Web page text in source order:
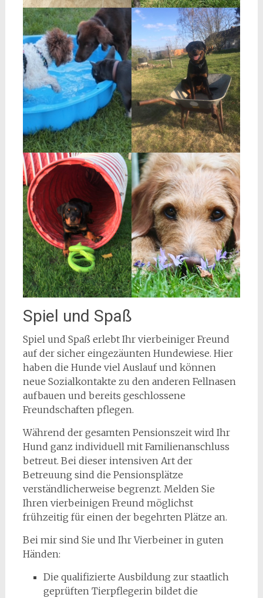
Spiel und Spaß
Spiel und Spaß erlebt Ihr vierbeiniger Freund
auf der sicher eingezäunten Hundewiese. Hier
haben die Hunde viel Auslauf und können
neue Sozialkontakte zu den anderen Fellnasen
aufbauen und bereits geschlossene
Freundschaften pflegen.
Während der gesamten Pensionszeit wird Ihr
Hund ganz individuell mit Familienanschluss
betreut. Bei dieser intensiven Art der
Betreuung sind die Pensionsplätze
verständlicherweise begrenzt. Melden Sie
Ihren vierbeinigen Freund möglichst
frühzeitig für einen der begehrten Plätze an.
Bei mir sind Sie und Ihr Vierbeiner in guten
Händen:
Die qualifizierte Ausbildung zur staatlich
geprüften Tierpflegerin bildet die